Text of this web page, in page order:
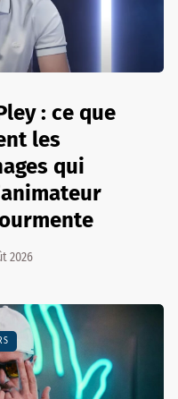
: ce que
les
qui
2026